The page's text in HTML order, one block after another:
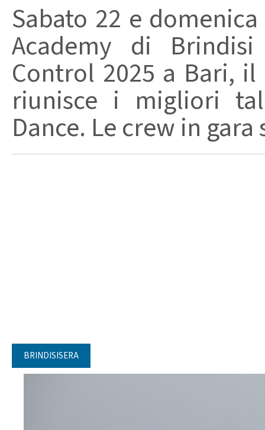
Sabato 22 e
Academy di
Control 2025 a Bari,
riunisce i migliori
Dance. Le crew in
BRINDISISERA